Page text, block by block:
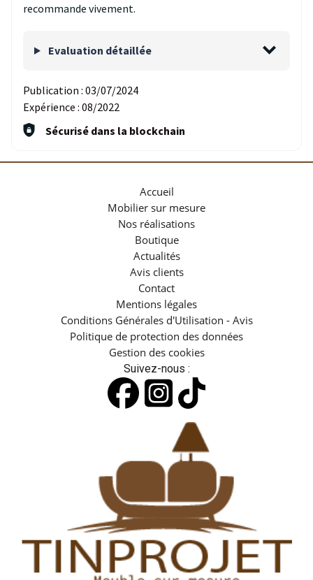
recommande vivement.
Evaluation détaillée
Publication : 03/07/2024
Expérience : 08/2022
Sécurisé dans la blockchain
Accueil
Mobilier sur mesure
Nos réalisations
Boutique
Actualités
Avis clients
Contact
Mentions légales
Conditions Générales d'Utilisation - Avis
Politique de protection des données
Gestion des cookies
Suivez-nous :